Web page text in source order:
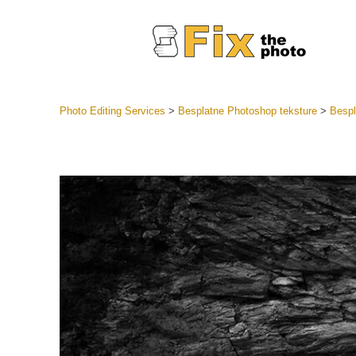
Uređivanje
ponude
Mobilne
Photo Editing Services > Besplatne Photoshop teksture>